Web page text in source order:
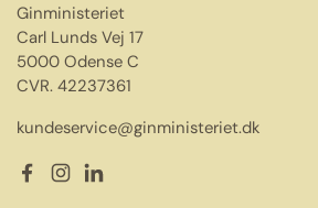
Ginministeriet
Carl Lunds Vej 17
5000 Odense C
CVR. 42237361
kundeservice@ginministeriet.dk
Facebook
Instagram
LinkedIn